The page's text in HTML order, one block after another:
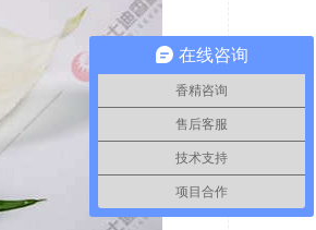
在线咨询
香精咨询
售后客服
技术支持
项目合作